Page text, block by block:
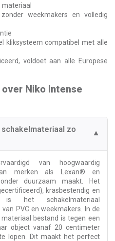
weekmakers en volledig
kliksysteem compatibel met alle
voldoet aan alle Europese
Niko Intense
zo
▼
van hoogwaardig
merken als Lexan® en
duurzaam maakt. Het
krasbestendig en
is het schakelmateriaal
PVC en weekmakers. In de
bestand is tegen een
object vanaf 20 centimeter
lopen. Dit maakt het perfect